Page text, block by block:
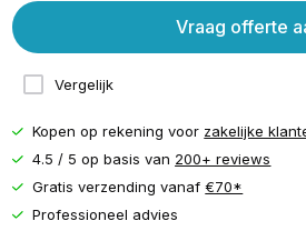
Vergelijk
Vraag offerte
Kopen op rekening voor zakelijke
4.5 / 5 op basis van 200+ reviews
Gratis verzending vanaf€70*
Professioneel advies